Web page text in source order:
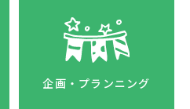
企画・プランニング